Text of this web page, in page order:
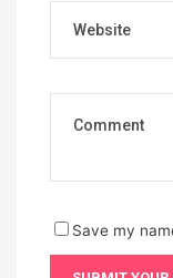
Save my